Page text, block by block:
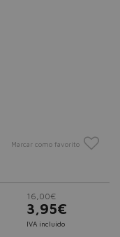
Marcar como favorito
16,00€
3,95€
IVA incluido